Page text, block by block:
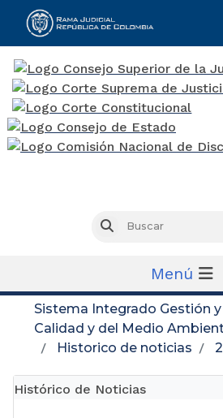
Buscar
Menú
Sistema Integrado Gestión
Calidad y del Medio
Historico de noticias
Histórico de Noticias